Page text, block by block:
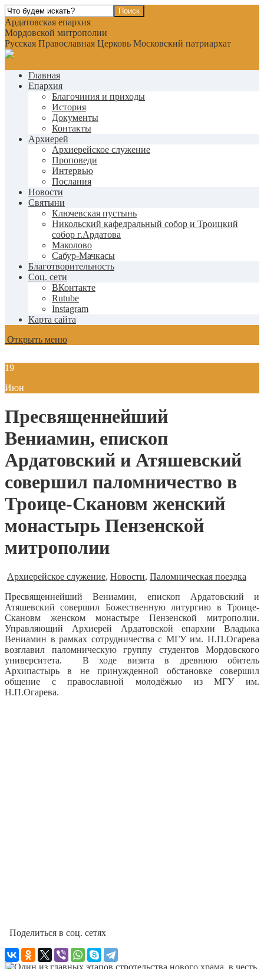
Ардатовская епархия
Мордовской митрополии
Русская Православная Церковь Московский патриархат
Главная
Епархия
Благочиния и приходы
История
Документы
Контакты
Архиерей
Архиерейское служение
Проповеди
Интервью
Послания
Новости
Святыни
Ключевская пустынь
Никольский кафедральный собор и Троицкий
собор г.Ардатова
Маколово
Сабур-Мачкасы
Благотворительность
Соц. сети
ВКонтакте
Rutube
Instagram
Карта сайта
Открыть меню
19
Июн
Пресвященнейший
Вениамин, епископ
Ардатовский и Атяшевский
совершил паломничество в
Троице-Скановм женский
монастырь Пензенской
митрополии
Архиерейское служение, Новости, Паломническая поездка
Пресвященнейший Вениамин, епископ Ардатовский и
Атяшевский совершил Божественную литургию в Троице-
Скановм женском монастыре Пензенской митрополии.
Управляющий Архиерей Ардатовской епархии Владыка
Вениамин в рамках сотрудничества с МГУ им. Н.П.Огарева
возглавил паломническую группу студентов Мордовского
университета. В ходе визита в древнюю обитель
Архипастырь в не принужденной обстановке совершил
общение с православной молодёжью из МГУ им.
Н.П.Огарева.
Поделиться в соц. сетях